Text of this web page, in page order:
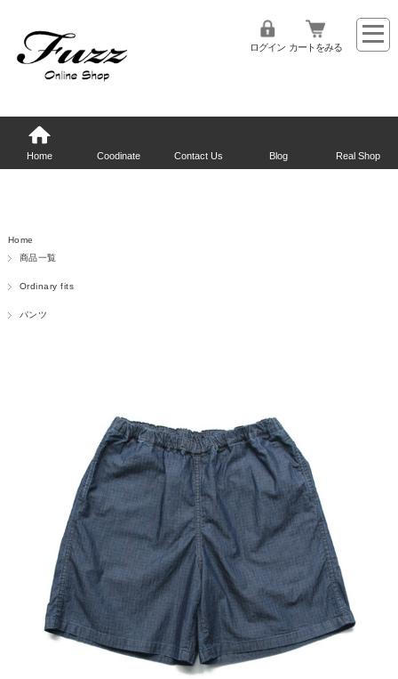
ログイン カートをみる
Home Coodinate Contact Us Blog Real Shop
Home
商品一覧
Ordinary fits
パンツ